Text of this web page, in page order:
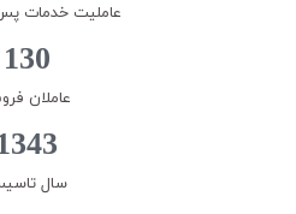
عاملیت خدمات
130
عاملان
سال